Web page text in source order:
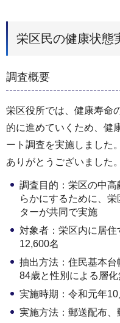
栄区民の健康状態
調査概要
栄区役所では、健康寿命
的に進めていくため、健
ート調査を実施しました
ありがとうございました。
調査目的：栄区の中
らかにするために、
ターが共同で実施
対象者：栄区内に居
12,600名
抽出方法：住民基本
84歳と性別による層化
実施時期：令和元年
実施方法：郵送配布、